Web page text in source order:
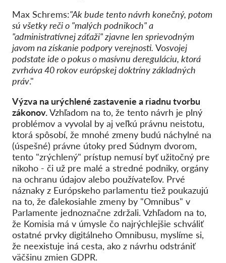
Max Schrems:"Ak bude tento návrh konečný, potom
sú všetky reči o "malých podnikoch" a
"administratívnej záťaži" zjavne len sprievodným
javom na získanie podpory verejnosti. Vosvojej
podstate ide o pokus o masívnu dereguláciu, ktorá
zvrháva 40 rokov európskej doktríny základných
práv."
Výzva na urýchlené zastavenie a riadnu tvorbu
zákonov.Vzhľadom na to, že tento návrh je plný
problémov a vyvolal by aj veľkú právnu neistotu,
ktorá spôsobí, že mnohé zmeny budú náchylné na
(úspešné) právne útoky pred Súdnym dvorom,
tento "zrýchlený" prístup nemusí byť užitočný pre
nikoho - či už pre malé a stredné podniky, orgány
na ochranu údajov alebo používateľov. Prvé
náznaky z Európskeho parlamentu tiež poukazujú
na to, že ďalekosiahle zmeny by "Omnibus" v
Parlamente jednoznačne zdržali. Vzhľadom na to,
že Komisia má v úmysle čo najrýchlejšie schváliť
ostatné prvky digitálneho Omnibusu, myslíme si,
že neexistuje iná cesta, ako z návrhu odstrániť
väčšinu zmien GDPR.